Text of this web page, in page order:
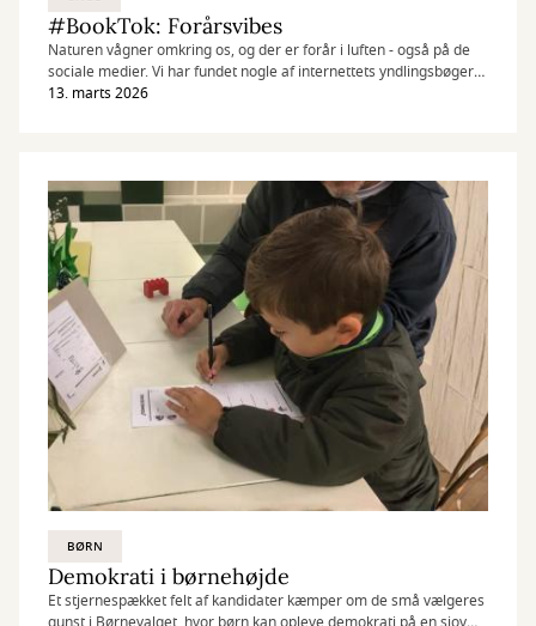
#BookTok: Forårsvibes
Naturen vågner omkring os, og der er forår i luften - også på de
sociale medier. Vi har fundet nogle af internettets yndlingsbøger
med forårsvibes!
13. marts 2026
BØRN
Demokrati i børnehøjde
Et stjernespækket felt af kandidater kæmper om de små vælgeres